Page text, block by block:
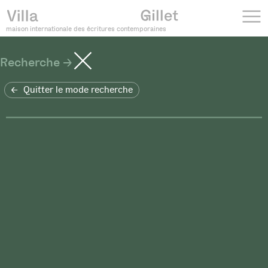
maison internationale des écritures contemporaines
Recherche
Quitter le mode recherche